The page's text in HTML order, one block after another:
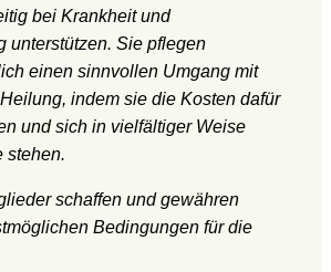
bei Krankheit und
unterstützen. Sie pflegen
einen sinnvollen Umgang mit
indem sie die Kosten dafür
und sich in vielfältiger Weise
stehen.
schaffen und gewähren
Bedingungen für die